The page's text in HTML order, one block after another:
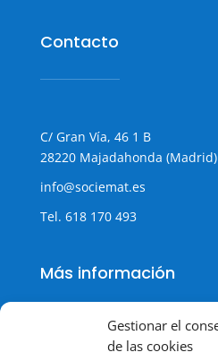
Gestionar el
de las cookies
Contacto
C/ Gran Vía, 46 1 B
28220 Majadahonda (Madrid)
info@sociemat.es
Tel. 618 170 493
Más información